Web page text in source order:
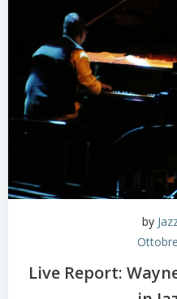
by
Live Report: